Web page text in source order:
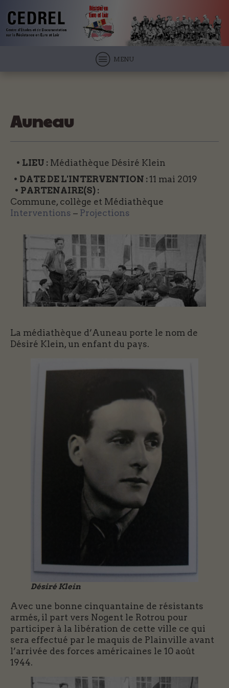
MENU
Auneau
• LIEU : Médiathèque Désiré Klein
• DATE DE L'INTERVENTION :11 mai 2019
• PARTENAIRE(S) :
Commune, collège et Médiathèque
Interventions – Projections
La médiathèque d’Auneau porte le nom de
Désiré Klein, un enfant du pays.
Désiré Klein
Avec une bonne cinquantaine de résistants
armés, il part vers Nogent le Rotrou pour
participer à la libération de cette ville ce qui
sera effectué par le maquis de Plainville avant
l’arrivée des forces américaines le 10 août
1944.